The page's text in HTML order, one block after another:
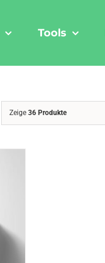
Tools
Zeige 36 Produkte